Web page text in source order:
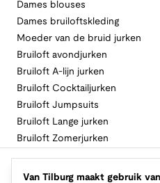
Dames blouses
Dames bruiloftskleding
Moeder van de bruid jurken
Bruiloft avondjurken
Bruiloft A-lijn jurken
Bruiloft Cocktailjurken
Bruiloft Jumpsuits
Bruiloft Lange jurken
Bruiloft Zomerjurken
Volg Van Tilburg
Van Tilburg maakt gebruik